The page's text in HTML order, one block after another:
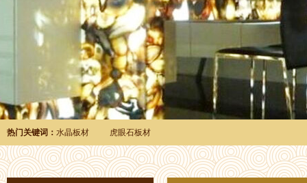
热门关键词： 水晶板材 虎眼石板材